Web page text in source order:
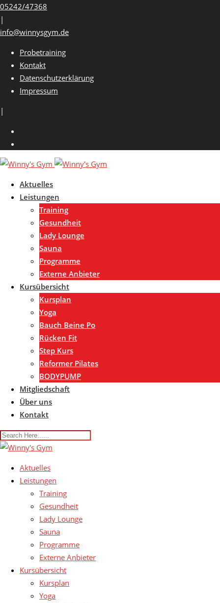
Skip
to
content
05242/47368
|
info@winnysgym.de
Probetraining
Kontakt
Datenschutzerklärung
Impressum
|
Aktuelles
Leistungen
Training
Gesundheit
Lady Lounge
Sauna
Programme
Externe Anbieter
Kursübersicht
Kursplan
Yoga
Bauch Beine Po
Rücken Fit
Step Kurs
Reformer Pilates
BODYPUMP
Mitgliedschaft
Über uns
Kontakt
Aktuelles
Leistungen
Training
Gesundheit
Lady Lounge
Sauna
Programme
Externe Anbieter
Kursübersicht
Kursplan
Yoga